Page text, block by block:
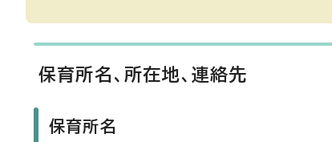
保育所名、所在地、連絡先
保育所名